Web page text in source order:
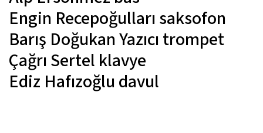
Engin Recepoğulları saksofon
Barış Doğukan Yazıcı trompet
Çağrı Sertel klavye
Ediz Hafızoğlu davul